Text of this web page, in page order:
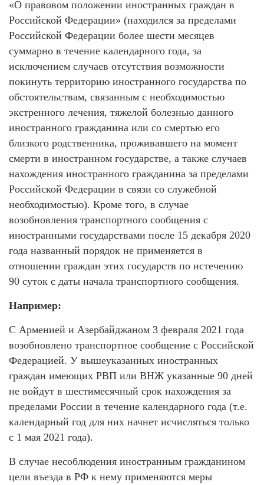
«О правовом положении иностранных граждан в
Российской Федерации» (находился за пределами
Российской Федерации более шести месяцев
суммарно в течение календарного года, за
исключением случаев отсутствия возможности
покинуть территорию иностранного государства по
обстоятельствам, связанным с необходимостью
экстренного лечения, тяжелой болезнью данного
иностранного гражданина или со смертью его
близкого родственника, проживавшего на момент
смерти в иностранном государстве, а также случаев
нахождения иностранного гражданина за пределами
Российской Федерации в связи со служебной
необходимостью). Кроме того, в случае
возобновления транспортного сообщения с
иностранными государствами после 15 декабря 2020
года названный порядок не применяется в
отношении граждан этих государств по истечению
90 суток с даты начала транспортного сообщения.
Например:
С Арменией и Азербайджаном 3 февраля 2021 года
возобновлено транспортное сообщение с Российской
Федерацией. У вышеуказанных иностранных
граждан имеющих РВП или ВНЖ указанные 90 дней
не войдут в шестимесячный срок нахождения за
пределами России в течение календарного года (т.е.
календарный год для них начнет исчисляться только
с 1 мая 2021 года).
В случае несоблюдения иностранным гражданином
цели въезда в РФ к нему применяются меры